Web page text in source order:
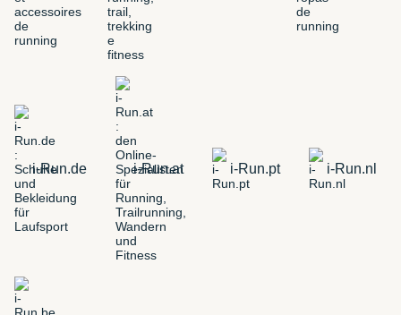
i-Run.de i-Run.at i-Run.pt i-Run.nl